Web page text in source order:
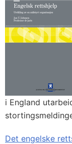
i England
Det engelske